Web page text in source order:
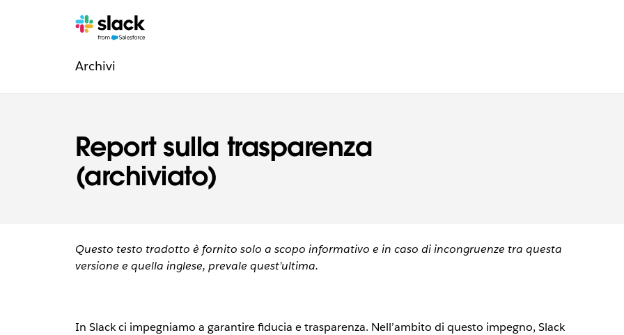
Report sulla trasparenza
(archiviato)
Pagine
Archiviaggiuntive
Questo testo tradotto è fornito solo a scopo informativo e in caso di incongruenze tra questa
versione e quella inglese, prevale quest’ultima.
In Slack ci impegniamo a garantire fiducia e trasparenza. Nell’ambito di questo impegno, Slack